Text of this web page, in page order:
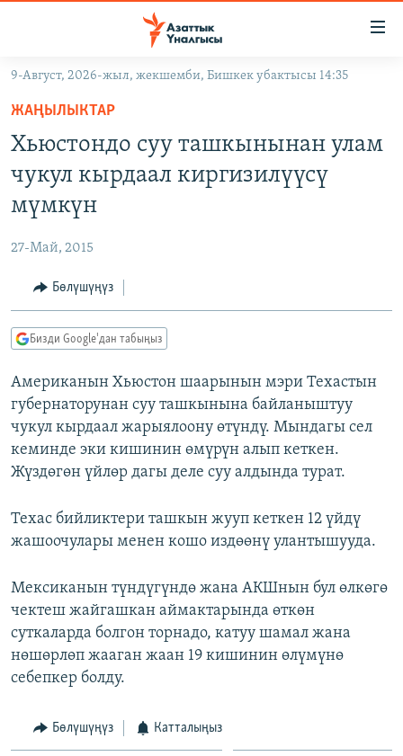
Навигацияга
өтүңүз
Издөөгө
салыңыз
МАДАНИЯТ
УКРАИНА
ТВ ПРОГРАММАЛАР
БҮГҮН АЗАТТЫКТА
ДАНИСТЕ
АЗАТТЫК+
ЫҢГАЙСЫЗ СУРООЛОР
ПОДКАСТ
ОНЛАЙН ШЕРИНЕ
ЭЕ/АРнун бардык сайттары
9-Август, 2026-жыл, жекшемби, Бишкек убактысы 14:35
ЖАҢЫЛЫКТАР
Хьюстондо суу ташкынынан улам
чукул кырдаал киргизилүүсү
мүмкүн
27-Май, 2015
Бөлүшүңүз
Бизди Google'дан табыңыз
Американын Хьюстон шаарынын мэри Техастын
губернаторунан суу ташкынына байланыштуу
чукул кырдаал жарыялоону өтүндү. Мындагы сел
кеминде эки кишинин өмүрүн алып кеткен.
Жүздөгөн үйлөр дагы деле суу алдында турат.
Техас бийликтери ташкын жууп кеткен 12 үйдү
жашоочулары менен кошо издөөнү улантышууда.
Мексиканын түндүгүндө жана АКШнын бул өлкөгө
чектеш жайгашкан аймактарында өткөн
суткаларда болгон торнадо, катуу шамал жана
нөшөрлөп жааган жаан 19 кишинин өлүмүнө
себепкер болду.
Бөлүшүңүз Катталыңыз